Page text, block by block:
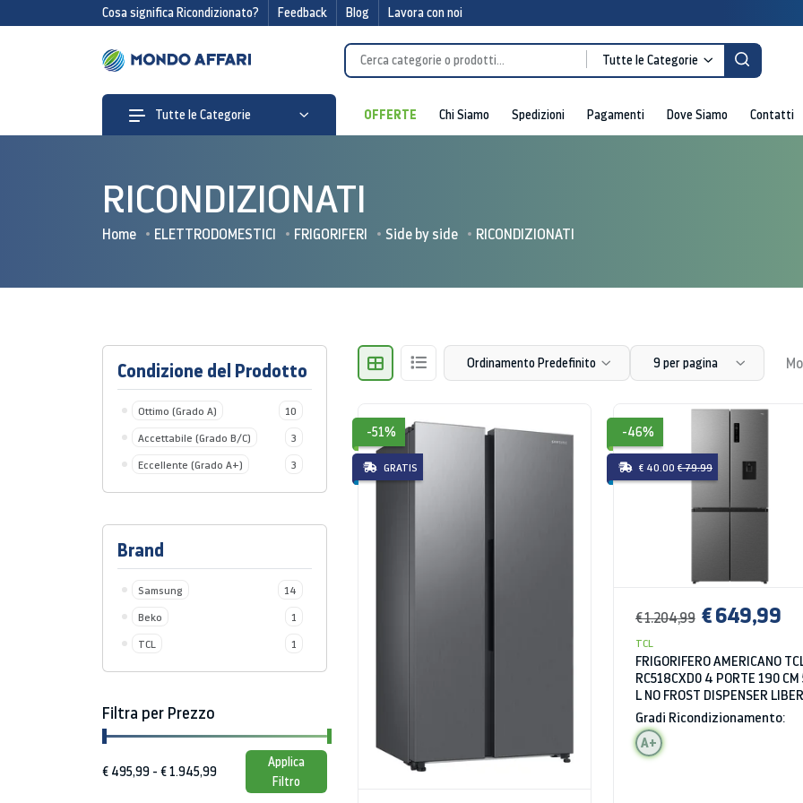
Cosa significa Ricondizionato? Feedback Blog Lavora con noi
Tutte le Categorie
Tutte le Categorie OFFERTE Chi Siamo Spedizioni Pagamenti Dove Siamo Contatti
RICONDIZIONATI
Home ELETTRODOMESTICI FRIGORIFERI Side by side RICONDIZIONATI
Condizione del Prodotto
Ottimo (Grado A)
10
Accettabile (Grado B/C)
3
Eccellente (Grado A+)
3
Brand
Samsung
14
Beko
1
TCL
1
Filtra per Prezzo
Applica
Filtro
Ordinamento Predefinito 9 per pagina
-51%
GRATIS
-46%
€ 40.00 € 79.99
€ 1.204,99 € 649,99
TCL
FRIGORIFERO AMERICANO
RC518CXD0 4 PORTE 190 CM
L NO FROST DISPENSER
INSTALLAZIONE INOX CLASSE D
Gradi Ricondizionamento:
A+